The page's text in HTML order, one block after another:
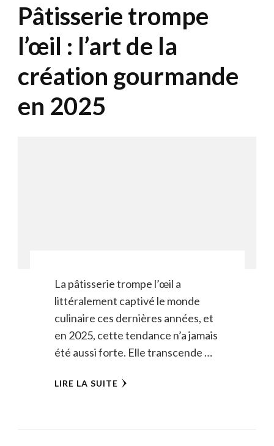
Pâtisserie trompe
l’œil : l’art de la
création gourmande
en 2025
La pâtisserie trompe l’œil a
littéralement captivé le monde
culinaire ces dernières années, et
en 2025, cette tendance n’a jamais
été aussi forte. Elle transcende …
LIRE LA SUITE